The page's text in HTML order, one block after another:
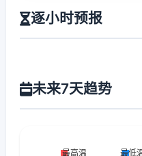
逐小时预报
未来7天趋势